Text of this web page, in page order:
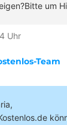
um
Uhr
Team